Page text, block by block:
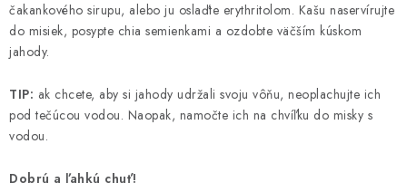
čakankového sirupu, alebo ju oslaďte erythritolom. Kašu naservírujte
do misiek, posypte chia semienkami a ozdobte väčším kúskom
jahody.
TIP: ak chcete, aby si jahody udržali svoju vôňu, neoplachujte ich
pod tečúcou vodou. Naopak, namočte ich na chvíľku do misky s
vodou.
Dobrú a ľahkú chuť!